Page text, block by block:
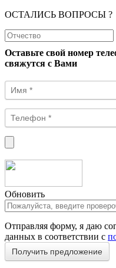
ОСТАЛИСЬ ВОПРОСЫ ?
Оставьте свой номер
свяжутся с Вами
Обновить
Отправляя форму, я даю
данных в соответствии с